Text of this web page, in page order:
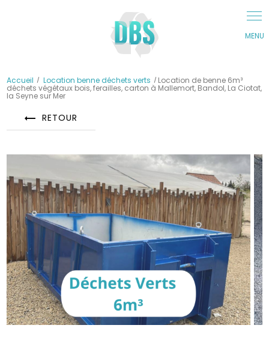
Accueil Location benne déchets verts Location de benne 6m³
déchets végétaux bois, ferailles, carton à Mallemort, Bandol, La Ciotat,
la Seyne sur Mer
RETOUR